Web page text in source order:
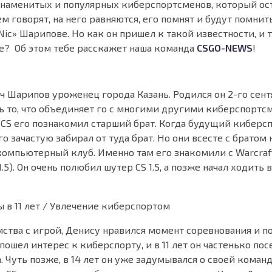
и популярных киберспортсменов, который
говорят, на него равняются, его помнят и будут
Шарипове. Но как он пришел к такой известности, и
Об этом тебе расскажет наша команда CSGO-NEWS!
Шарипов уроженец города Казань. Родился он 2-го
то, что объединяет го с многими другими
его познакомил старший брат. Когда будущий
зачастую забирал от туда брат. Но они всесте с братом
клуб. Именно там его знакомили с Warcraft
Он очень полюбил шутер CS 1.5, а позже начал
11 лет / Увлечение киберспортом
с игрой, Денису нравился момент соревнования и
интерес к киберспорту, и в 11 лет он частенько
Чуть позже, в 14 лет он уже задумывался о своей